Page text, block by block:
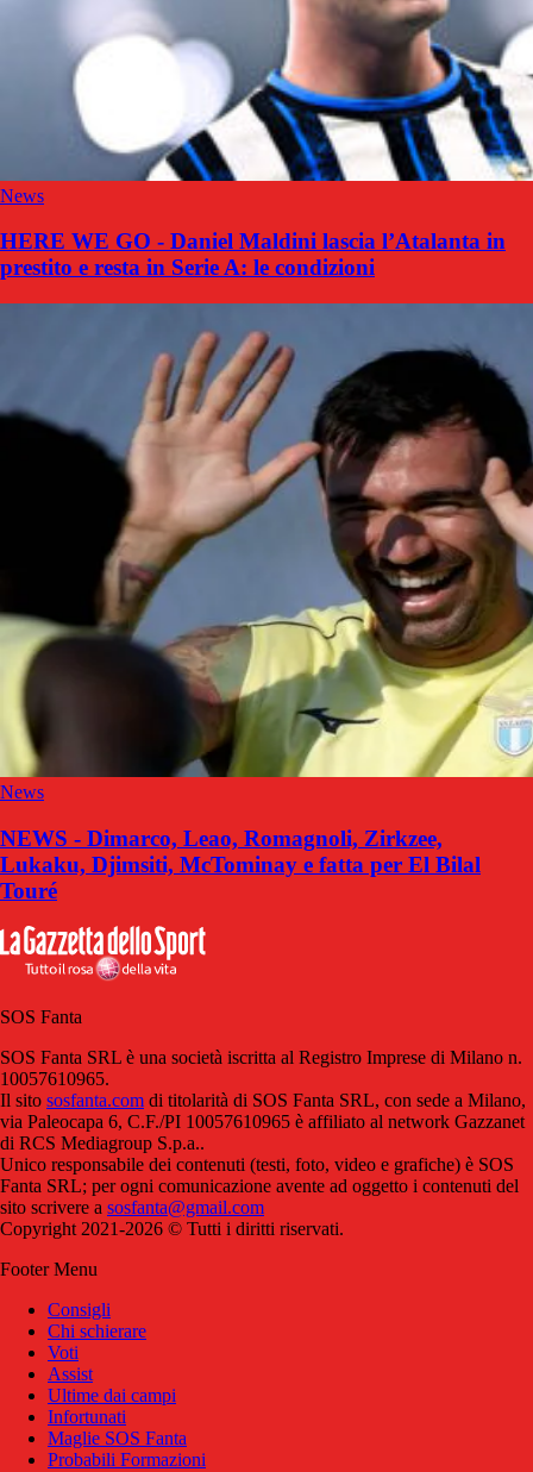
News
HERE WE GO - Daniel Maldini lascia l’Atalanta in
prestito e resta in Serie A: le condizioni
News
NEWS - Dimarco, Leao, Romagnoli, Zirkzee,
Lukaku, Djimsiti, McTominay e fatta per El Bilal
Touré
SOS Fanta
SOS Fanta SRL è una società iscritta al Registro Imprese di Milano n.
10057610965.
Il sito sosfanta.com di titolarità di SOS Fanta SRL, con sede a Milano,
via Paleocapa 6, C.F./PI 10057610965 è affiliato al network Gazzanet
di RCS Mediagroup S.p.a..
Unico responsabile dei contenuti (testi, foto, video e grafiche) è SOS
Fanta SRL; per ogni comunicazione avente ad oggetto i contenuti del
sito scrivere a sosfanta@gmail.com
Copyright 2021-2026 © Tutti i diritti riservati.
Footer Menu
Consigli
Chi schierare
Voti
Assist
Ultime dai campi
Infortunati
Maglie SOS Fanta
Probabili Formazioni